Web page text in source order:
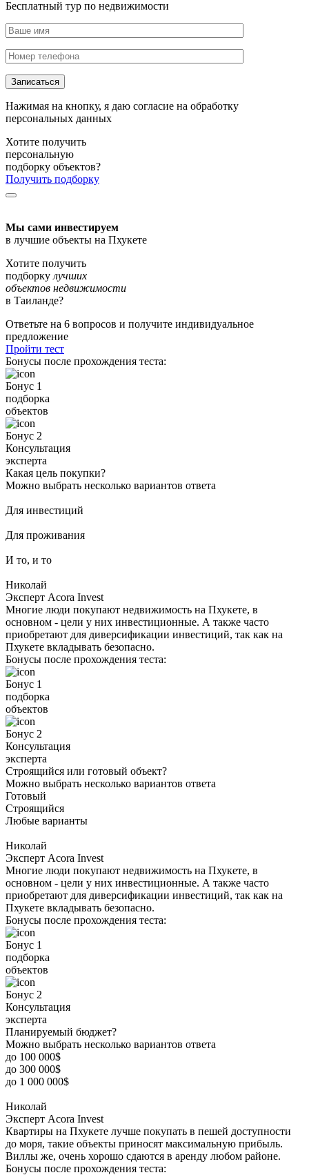
Бесплатный тур по недвижимости
Нажимая на кнопку, я даю согласие на обработку
персональных данных
Хотите получить
персональную
подборку объектов?
Получить подборку
Мы сами инвестируем
в лучшие объекты на Пхукете
Хотите получить
подборку лучших
объектов недвижимости
в Таиланде?
Ответьте на 6 вопросов и получите индивидуальное
предложение
Пройти тест
Бонусы после прохождения теста:
Бонус 1
подборка
объектов
Бонус 2
Консультация
эксперта
Какая цель покупки?
Можно выбрать несколько вариантов ответа
Для инвестиций
Для проживания
И то, и то
Николай
Эксперт Acora Invest
Многие люди покупают недвижимость на Пхукете, в
основном - цели у них инвестиционные. А также часто
приобретают для диверсификации инвестиций, так как на
Пхукете вкладывать безопасно.
Бонусы после прохождения теста:
Бонус 1
подборка
объектов
Бонус 2
Консультация
эксперта
Строящийся или готовый объект?
Можно выбрать несколько вариантов ответа
Готовый
Строящийся
Любые варианты
Николай
Эксперт Acora Invest
Многие люди покупают недвижимость на Пхукете, в
основном - цели у них инвестиционные. А также часто
приобретают для диверсификации инвестиций, так как на
Пхукете вкладывать безопасно.
Бонусы после прохождения теста:
Бонус 1
подборка
объектов
Бонус 2
Консультация
эксперта
Планируемый бюджет?
Можно выбрать несколько вариантов ответа
до 100 000$
до 300 000$
до 1 000 000$
Николай
Эксперт Acora Invest
Квартиры на Пхукете лучше покупать в пешей доступности
до моря, такие объекты приносят максимальную прибыль.
Виллы же, очень хорошо сдаются в аренду любом районе.
Бонусы после прохождения теста: